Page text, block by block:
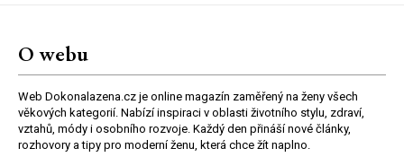
O webu
Web Dokonalazena.cz je online magazín zaměřený na ženy všech
věkových kategorií. Nabízí inspiraci v oblasti životního stylu, zdraví,
vztahů, módy i osobního rozvoje. Každý den přináší nové články,
rozhovory a tipy pro moderní ženu, která chce žít naplno.